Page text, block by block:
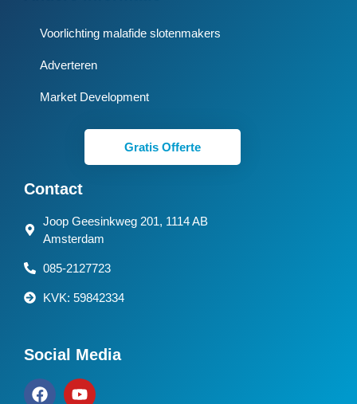
Voorlichting malafide slotenmakers
Adverteren
Market Development
Gratis Offerte
Contact
Joop Geesinkweg 201, 1114 AB
Amsterdam
085-2127723
KVK: 59842334
Social Media